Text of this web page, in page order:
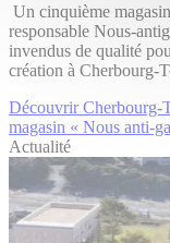
Un cinquième
responsable Nous-
invendus de qualité
création à Cherbourg-
Découvrir Cherbourg-
magasin « Nous anti-
Actualité